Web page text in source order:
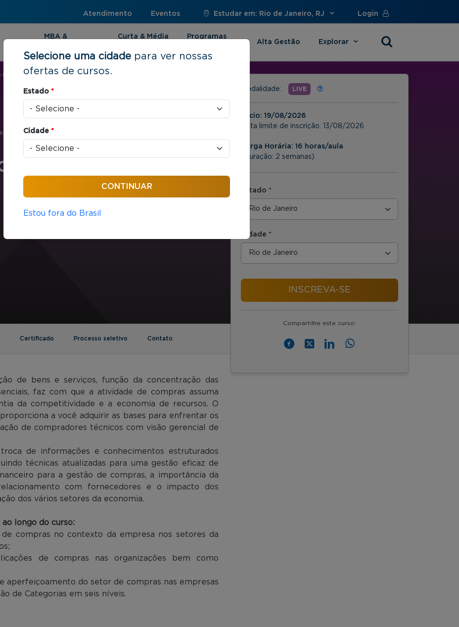
Atendimento Eventos Estudar em: Rio de Janeiro, RJ Login
MBA &
Curta & Média
Programas
Alta Gestão Explorar
Modalidade: LIVE
Início: 19/08/2026
Data limite de inscrição: 13/08/2026
Carga Horária: 16 horas/aula
(Duração: 2 semanas)
Estado *
Cidade *
INSCREVA-SE
Compartilhe este curso:
Compras
Vendas
de Compras
Certificado Processo seletivo Contato
de bens e serviços, função da concentração das
faz com que a atividade de compras assuma
da competitividade e a economia de recursos. O
proporciona a você adquirir as bases para enfrentar os
de compradores técnicos com visão gerencial de
de informações e conhecimentos estruturados
técnicas atualizadas para uma gestão eficaz de
para a gestão de compras, a importância da
com fornecedores e o impacto dos
dos vários setores da economia.
longo do curso:
compras no contexto da empresa nos setores da
de compras nas organizações bem como
aperfeiçoamento do setor de compras nas empresas
de Categorias em seis níveis.
Selecione uma cidade para ver nossas
ofertas de cursos.
Estado *
Cidade *
Estou fora do Brasil